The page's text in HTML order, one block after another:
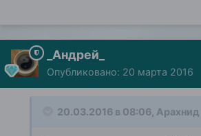
_Андрей_
Опубликовано: 20 марта 2016
20.03.2016 в 08:06, Арахнид